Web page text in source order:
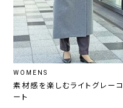
WOMENS
素材感を楽しむライトグレーコ
ート